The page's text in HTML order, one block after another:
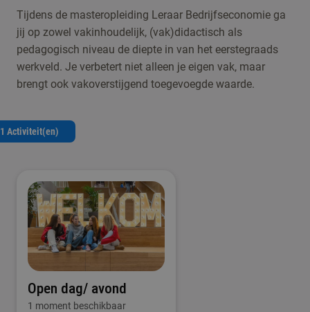
Tijdens de masteropleiding Leraar Bedrijfseconomie ga
jij op zowel vakinhoudelijk, (vak)didactisch als
pedagogisch niveau de diepte in van het eerstegraads
werkveld. Je verbetert niet alleen je eigen vak, maar
brengt ook vakoverstijgend toegevoegde waarde.
1 Activiteit(en)
Open dag/ avond
1 moment beschikbaar